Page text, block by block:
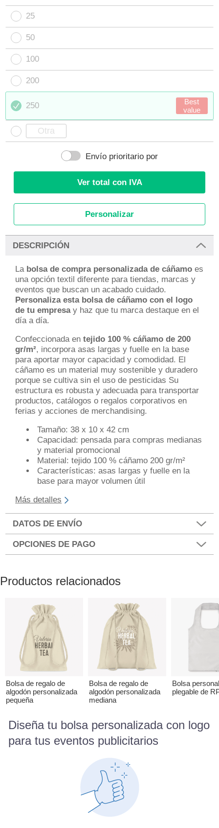
25
50
100
200
250
Best
value
Envío prioritario por
Ver total con IVA
Personalizar
DESCRIPCIÓN
La bolsa de compra personalizada de cáñamo es
una opción textil diferente para tiendas, marcas y
eventos que buscan un acabado cuidado.
Personaliza esta bolsa de cáñamo con el logo
de tu empresay haz que tu marca destaque en el
día a día.
Confeccionada entejido 100 % cáñamo de 200
gr/m², incorpora asas largas y fuelle en la base
para aportar mayor capacidad y comodidad. El
cáñamo es un material muy sostenible y duradero
porque se cultiva sin el uso de pesticidas Su
estructura es robusta y adecuada para transportar
productos, catálogos o regalos corporativos en
ferias y acciones de merchandising.
Tamaño: 38 x 10 x 42 cm
Capacidad: pensada para compras medianas
y material promocional
Material: tejido 100 % cáñamo 200 gr/m²
Características: asas largas y fuelle en la
base para mayor volumen útil
Más detalles
DATOS DE ENVÍO
OPCIONES DE PAGO
Productos relacionados
Bolsa de regalo de
algodón personalizada
pequeña
Bolsa de regalo de
algodón personalizada
mediana
Bolsa
plegable de
Diseña tu bolsa personalizada con logo
para tus eventos publicitarios